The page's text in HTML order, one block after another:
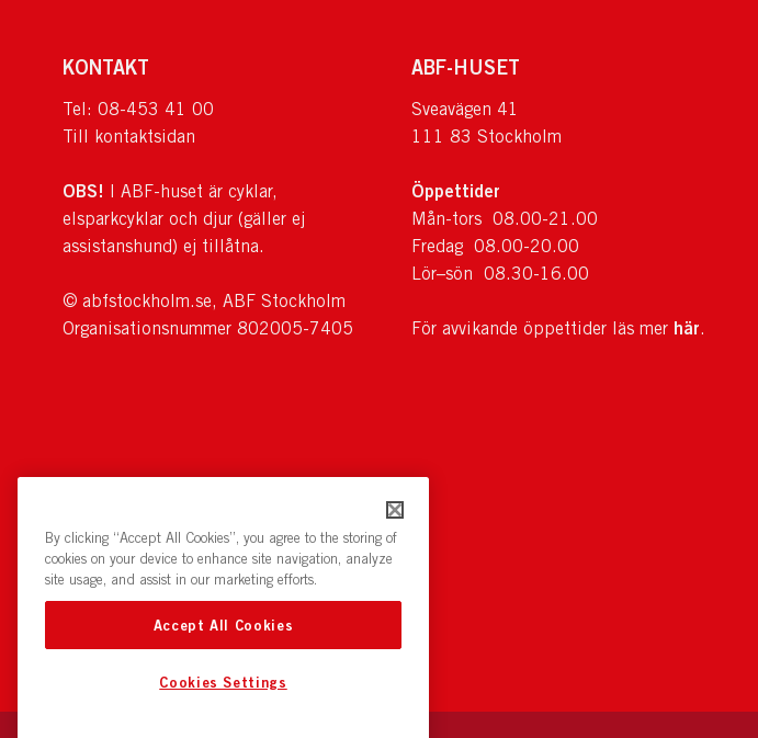
KONTAKT
Tel: 08-453 41 00
Till kontaktsidan
OBS! I ABF-huset är cyklar,
elsparkcyklar och djur (gäller ej
assistanshund) ej tillåtna.
© abfstockholm.se, ABF Stockholm
Organisationsnummer 802005-7405
ABF-HUSET
Sveavägen 41
111 83 Stockholm
Öppettider
Mån-tors 08.00-21.00
Fredag 08.00-20.00
Lör–sön 08.30-16.00
För avvikande öppettider läs mer här.
By clicking “Accept All Cookies”, you agree to the storing of
cookies on your device to enhance site navigation, analyze
site usage, and assist in our marketing efforts.
Accept All Cookies
Cookies Settings